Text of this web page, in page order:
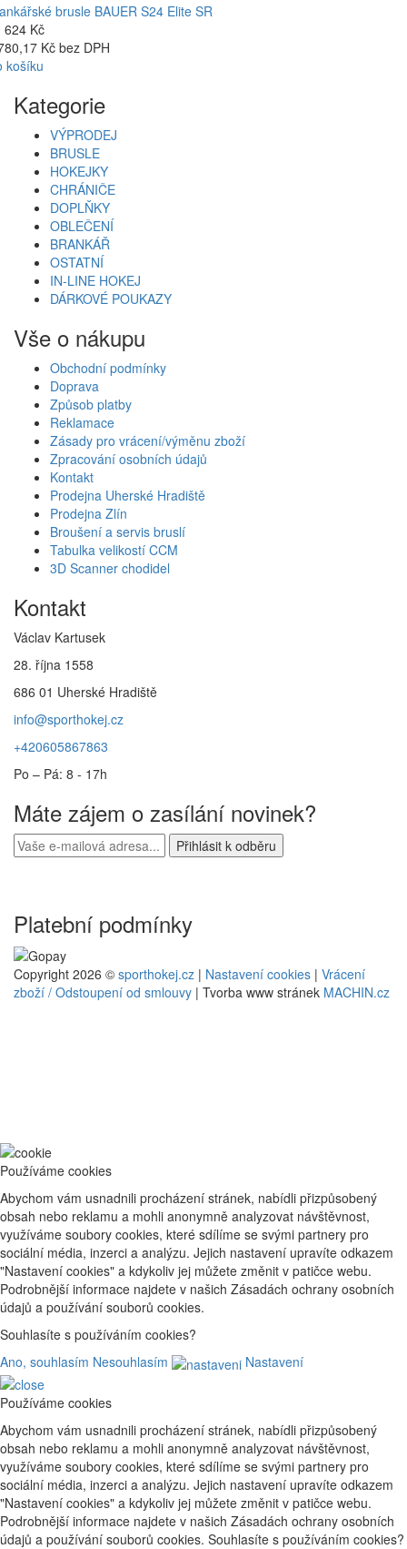
brusle BAUER S24 Elite SR
624 Kč
Kč bez DPH
košíku
Kategorie
VÝPRODEJ
BRUSLE
HOKEJKY
CHRÁNIČE
DOPLŇKY
OBLEČENÍ
BRANKÁŘ
OSTATNÍ
IN-LINE HOKEJ
DÁRKOVÉ POUKAZY
Vše o nákupu
Obchodní podmínky
Doprava
Způsob platby
Reklamace
Zásady pro vrácení/výměnu zboží
Zpracování osobních údajů
Kontakt
Prodejna Uherské Hradiště
Prodejna Zlín
Broušení a servis bruslí
Tabulka velikostí CCM
3D Scanner chodidel
Kontakt
Václav Kartusek
28. října 1558
686 01 Uherské Hradiště
info@sporthokej.cz
+420605867863
Po – Pá: 8 - 17h
Máte zájem o zasílání novinek?
Platební podmínky
Copyright 2026 © sporthokej.cz | Nastavení cookies | Vrácení
zboží / Odstoupení od smlouvy | Tvorba www stránek MACHIN.cz
Používáme cookies
Abychom vám usnadnili procházení stránek, nabídli přizpůsobený
obsah nebo reklamu a mohli anonymně analyzovat návštěvnost,
využíváme soubory cookies, které sdílíme se svými partnery pro
sociální média, inzerci a analýzu. Jejich nastavení upravíte odkazem
"Nastavení cookies" a kdykoliv jej můžete změnit v patičce webu.
Podrobnější informace najdete v našich Zásadách ochrany osobních
údajů a používání souborů cookies.
Souhlasíte s používáním cookies?
Ano, souhlasím Nesouhlasím Nastavení
Používáme cookies
Abychom vám usnadnili procházení stránek, nabídli přizpůsobený
obsah nebo reklamu a mohli anonymně analyzovat návštěvnost,
využíváme soubory cookies, které sdílíme se svými partnery pro
sociální média, inzerci a analýzu. Jejich nastavení upravíte odkazem
"Nastavení cookies" a kdykoliv jej můžete změnit v patičce webu.
Podrobnější informace najdete v našich Zásadách ochrany osobních
údajů a používání souborů cookies. Souhlasíte s používáním cookies?